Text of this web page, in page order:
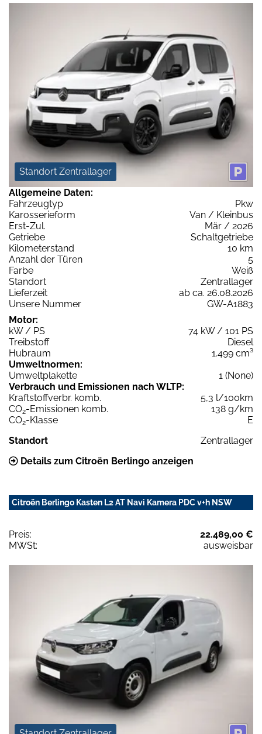
Standort Zentrallager
Allgemeine Daten:
Fahrzeugtyp
Pkw
Karosserieform
Van / Kleinbus
Erst-Zul.
Mär / 2026
Getriebe
Schaltgetriebe
Kilometerstand
10 km
Anzahl der Türen
5
Farbe
Weiß
Standort
Zentrallager
Lieferzeit
ab ca. 26.08.2026
Unsere Nummer
GW-A1883
Motor:
kW / PS
74 kW / 101 PS
Treibstoff
Diesel
Hubraum
1.499 cm³
Umweltnormen:
Umweltplakette
1 (None)
Verbrauch und Emissionen nach WLTP:
Kraftstoffverbr. komb.
5,3 l/100km
CO2-Emissionen komb.
138 g/km
CO2-Klasse
E
Standort
Zentrallager
Details zum Citroën Berlingo anzeigen
Citroën Berlingo Kasten L2 AT Navi Kamera PDC v+h NSW
Preis:
22.489,00 €
MWSt:
ausweisbar